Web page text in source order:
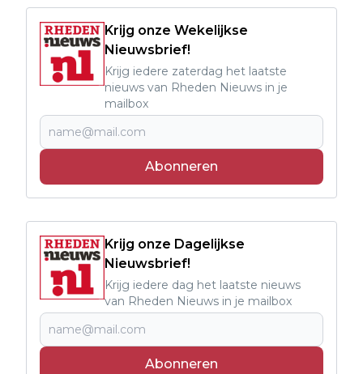
Krijg onze Wekelijkse
Nieuwsbrief!
Krijg iedere zaterdag het laatste
nieuws van Rheden Nieuws in je
mailbox
Abonneren
Krijg onze Dagelijkse
Nieuwsbrief!
Krijg iedere dag het laatste nieuws
van Rheden Nieuws in je mailbox
Abonneren